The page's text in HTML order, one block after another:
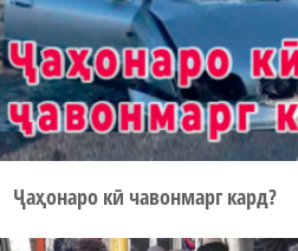
Ҷаҳонаро кӣ чавонмарг кард?